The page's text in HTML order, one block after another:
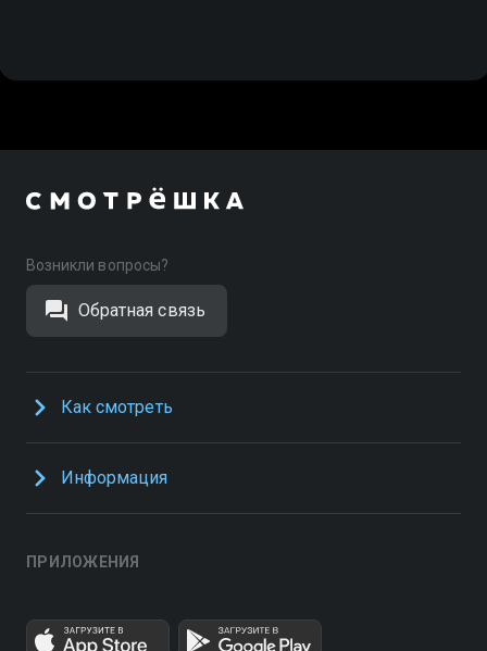
Возникли вопросы?
Обратная связь
Как смотреть
Информация
ПРИЛОЖЕНИЯ